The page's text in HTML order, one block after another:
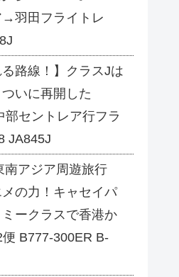
羽田フライトレ
る路線！】クラスJは
いに再開した
セントレア行フラ
JA845J
南アジア周遊旅行
の力！キャセイパ
ークラスで香港か
B777-300ER B-